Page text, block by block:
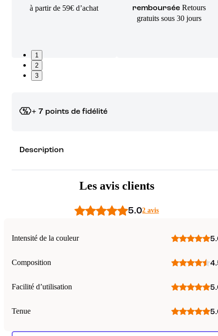
à partir de 59€ d’achat
remboursée Retours
gratuits sous 30 jours
1
2
3
+ 7 points de fidélité
rêver !
Découvrez les récompenses
Description
Les avis clients
5.02 avis
Intensité de la couleur
Composition
Facilité d’utilisation
Tenue